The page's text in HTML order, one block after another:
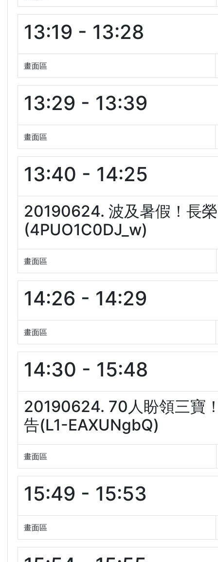
13:19 - 13:28
畫面區
13:29 - 13:39
畫面區
13:40 - 14:25
20190624. 波及暑假！長
(4PUO1C0DJ_w)
畫面區
14:26 - 14:29
畫面區
14:30 - 15:48
20190624. 70人盼領三寶
告(L1-EAXUNgbQ)
畫面區
15:49 - 15:53
畫面區